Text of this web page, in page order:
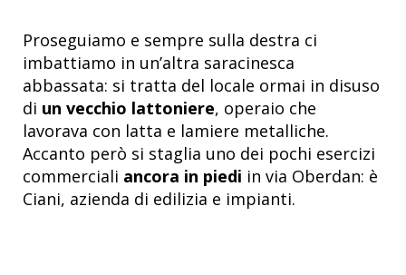
Proseguiamo e sempre sulla destra ci
imbattiamo in un’altra saracinesca
abbassata: si tratta del locale ormai in disuso
di un vecchio lattoniere, operaio che
lavorava con latta e lamiere metalliche.
Accanto però si staglia uno dei pochi esercizi
commerciali ancora in piedi in via Oberdan: è
Ciani, azienda di edilizia e impianti.